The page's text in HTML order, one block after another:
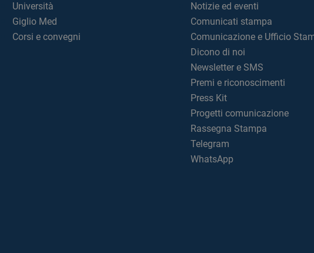
Università
Giglio Med
Corsi e convegni
Notizie ed eventi
Comunicati stampa
Comunicazione e Ufficio
Dicono di noi
Newsletter e SMS
Premi e riconoscimenti
Press Kit
Progetti comunicazione
Rassegna Stampa
Telegram
WhatsApp